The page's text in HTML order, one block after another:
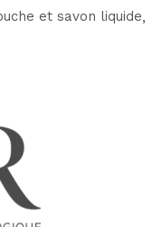
et savon liquide